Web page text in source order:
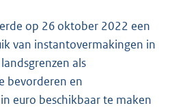
op 26 oktober 2022 een
van instantovermakingen in
als
bevorderen en
euro beschikbaar te maken